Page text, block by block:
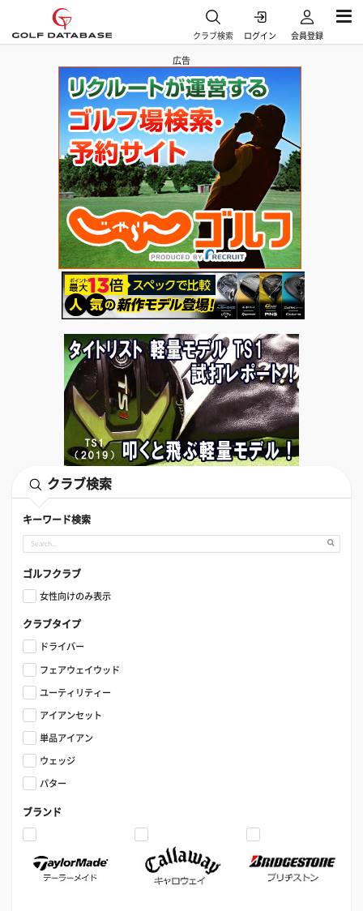
クラブ検索 ログイン 会員登録
広告
クラブ検索
キーワード検索
ゴルフクラブ
女性向けのみ表示
クラブタイプ
ドライバー
フェアウェイウッド
ユーティリティー
アイアンセット
単品アイアン
ウェッジ
パター
ブランド